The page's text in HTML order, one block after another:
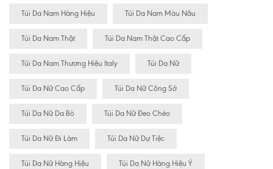
Túi Da Nam Hàng Hiệu Túi Da Nam Màu Nâu
Túi Da Nam Thật Túi Da Nam Thật Cao Cấp
Túi Da Nam Thương Hiệu Italy Túi Da Nữ
Túi Da Nữ Cao Cấp Túi Da Nữ Công Sở
Túi Da Nữ Da Bò Túi Da Nữ Đeo Chéo
Túi Da Nữ Đi Làm Túi Da Nữ Dự Tiệc
Túi Da Nữ Hàng Hiệu Túi Da Nữ Hàng Hiệu Ý